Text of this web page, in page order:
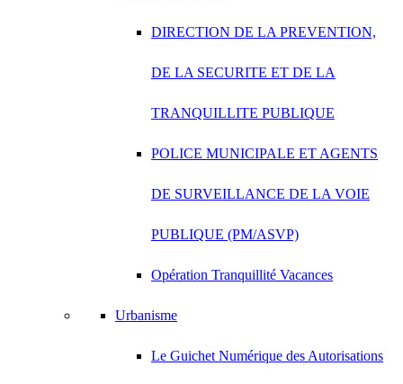
DIRECTION DE LA PREVENTION,
DE LA SECURITE ET DE LA
TRANQUILLITE PUBLIQUE
POLICE MUNICIPALE ET AGENTS
DE SURVEILLANCE DE LA VOIE
PUBLIQUE (PM/ASVP)
Opération Tranquillité Vacances
Urbanisme
Le Guichet Numérique des Autorisations